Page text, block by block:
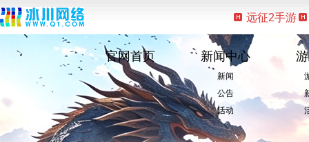
远征2手游
官网首页 新闻中心
新闻
公告
活动